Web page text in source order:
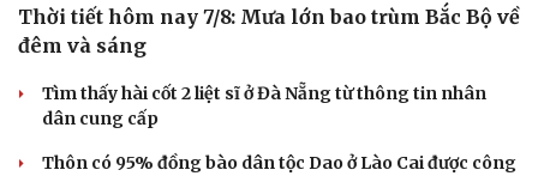
Thời tiết hôm nay 7/8: Mưa lớn bao trùm Bắc Bộ về
đêm và sáng
Tìm thấy hài cốt 2 liệt sĩ ở Đà Nẵng từ thông tin nhân
dân cung cấp
Thôn có 95% đồng bào dân tộc Dao ở Lào Cai được công